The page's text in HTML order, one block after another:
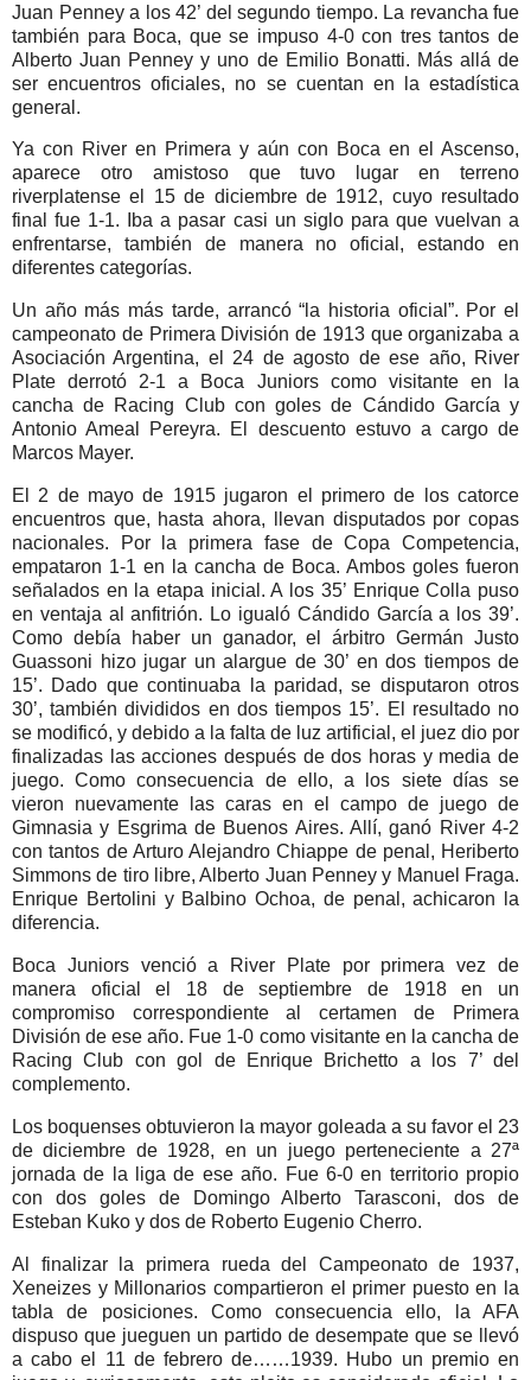
Juan Penney a los 42’ del segundo tiempo. La revancha fue
también para Boca, que se impuso 4-0 con tres tantos de
Alberto Juan Penney y uno de Emilio Bonatti. Más allá de
ser encuentros oficiales, no se cuentan en la estadística
general.
Ya con River en Primera y aún con Boca en el Ascenso,
aparece otro amistoso que tuvo lugar en terreno
riverplatense el 15 de diciembre de 1912, cuyo resultado
final fue 1-1. Iba a pasar casi un siglo para que vuelvan a
enfrentarse, también de manera no oficial, estando en
diferentes categorías.
Un año más más tarde, arrancó “la historia oficial”. Por el
campeonato de Primera División de 1913 que organizaba a
Asociación Argentina, el 24 de agosto de ese año, River
Plate derrotó 2-1 a Boca Juniors como visitante en la
cancha de Racing Club con goles de Cándido García y
Antonio Ameal Pereyra. El descuento estuvo a cargo de
Marcos Mayer.
El 2 de mayo de 1915 jugaron el primero de los catorce
encuentros que, hasta ahora, llevan disputados por copas
nacionales. Por la primera fase de Copa Competencia,
empataron 1-1 en la cancha de Boca. Ambos goles fueron
señalados en la etapa inicial. A los 35’ Enrique Colla puso
en ventaja al anfitrión. Lo igualó Cándido García a los 39’.
Como debía haber un ganador, el árbitro Germán Justo
Guassoni hizo jugar un alargue de 30’ en dos tiempos de
15’. Dado que continuaba la paridad, se disputaron otros
30’, también divididos en dos tiempos 15’. El resultado no
se modificó, y debido a la falta de luz artificial, el juez dio por
finalizadas las acciones después de dos horas y media de
juego. Como consecuencia de ello, a los siete días se
vieron nuevamente las caras en el campo de juego de
Gimnasia y Esgrima de Buenos Aires. Allí, ganó River 4-2
con tantos de Arturo Alejandro Chiappe de penal, Heriberto
Simmons de tiro libre, Alberto Juan Penney y Manuel Fraga.
Enrique Bertolini y Balbino Ochoa, de penal, achicaron la
diferencia.
Boca Juniors venció a River Plate por primera vez de
manera oficial el 18 de septiembre de 1918 en un
compromiso correspondiente al certamen de Primera
División de ese año. Fue 1-0 como visitante en la cancha de
Racing Club con gol de Enrique Brichetto a los 7’ del
complemento.
Los boquenses obtuvieron la mayor goleada a su favor el 23
de diciembre de 1928, en un juego perteneciente a 27ª
jornada de la liga de ese año. Fue 6-0 en territorio propio
con dos goles de Domingo Alberto Tarasconi, dos de
Esteban Kuko y dos de Roberto Eugenio Cherro.
Al finalizar la primera rueda del Campeonato de 1937,
Xeneizes y Millonarios compartieron el primer puesto en la
tabla de posiciones. Como consecuencia ello, la AFA
dispuso que jueguen un partido de desempate que se llevó
a cabo el 11 de febrero de……1939. Hubo un premio en